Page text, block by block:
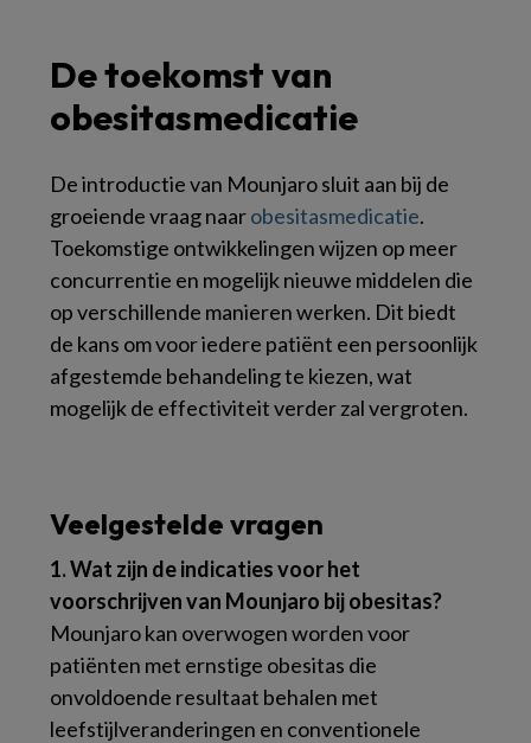
De toekomst van
obesitasmedicatie
De introductie van Mounjaro sluit aan bij de
groeiende vraag naarobesitasmedicatie.
Toekomstige ontwikkelingen wijzen op meer
concurrentie en mogelijk nieuwe middelen die
op verschillende manieren werken. Dit biedt
de kans om voor iedere patiënt een persoonlijk
afgestemde behandeling te kiezen, wat
mogelijk de effectiviteit verder zal vergroten.
Veelgestelde vragen
1. Wat zijn de indicaties voor het
voorschrijven van Mounjaro bij obesitas?
Mounjaro kan overwogen worden voor
patiënten met ernstige obesitas die
onvoldoende resultaat behalen met
leefstijlveranderingen en conventionele